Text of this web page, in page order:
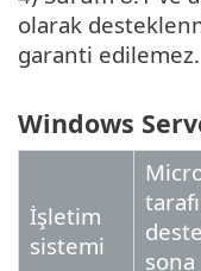
olarak
garanti edilemez.
Windows
İşletim
sistemi
sona